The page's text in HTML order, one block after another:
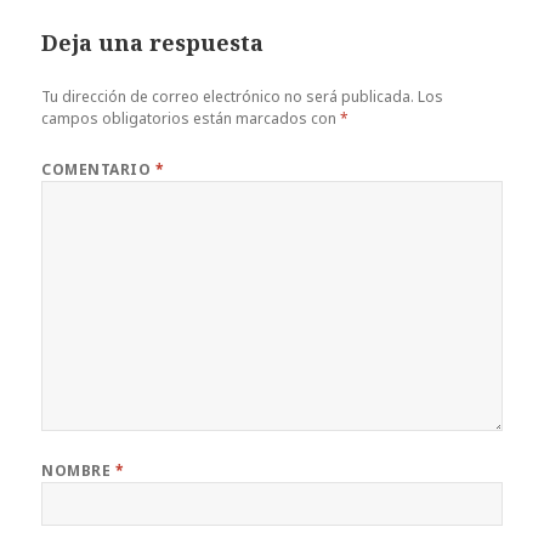
Deja una respuesta
Tu dirección de correo electrónico no será publicada. Los
campos obligatorios están marcados con*
COMENTARIO *
NOMBRE *